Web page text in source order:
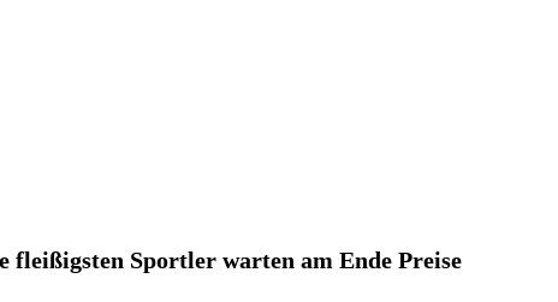
Sportler warten am Ende Preise